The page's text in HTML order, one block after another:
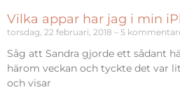
Vilka appar har jag i min
torsdag, 22 februari, 2018 5
Såg att Sandra gjorde ett sådant
härom veckan och tyckte det var
och visar